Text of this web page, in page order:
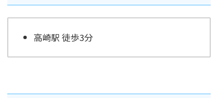
高崎駅 徒歩3分